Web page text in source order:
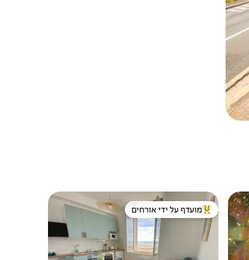
מוביל בקרב נכסים מועדפים על ידי אורחים
מועדף על ידי אורחים